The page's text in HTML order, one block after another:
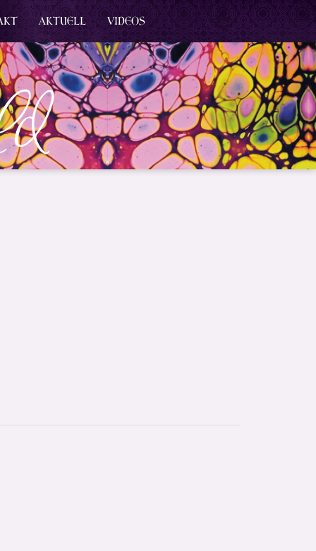
AKTUELL VIDEOS